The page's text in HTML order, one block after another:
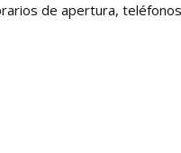
de apertura,